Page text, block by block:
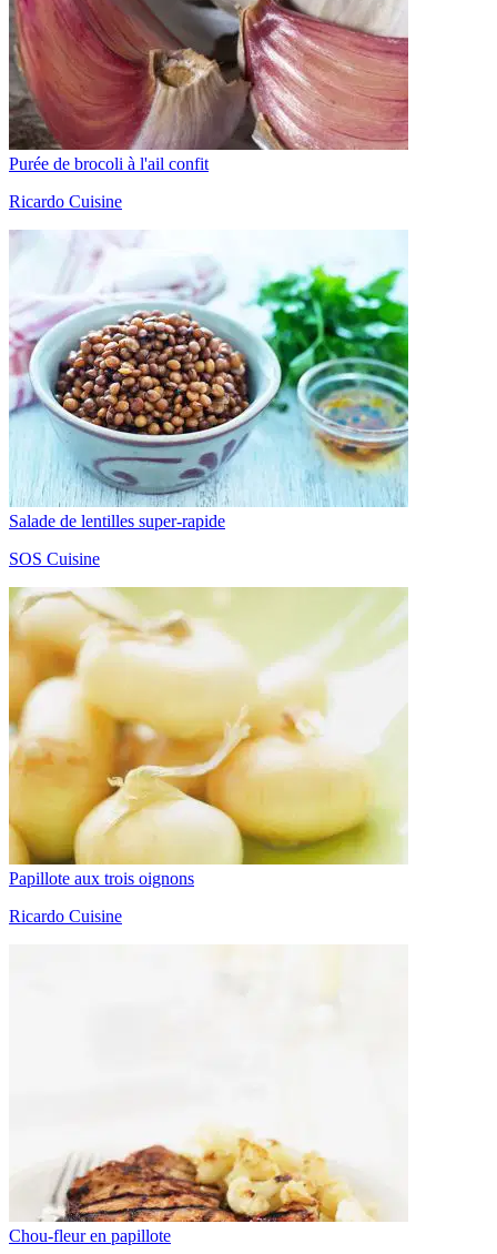
Purée de brocoli à l'ail confit
Ricardo Cuisine
Salade de lentilles super-rapide
SOS Cuisine
Papillote aux trois oignons
Ricardo Cuisine
Chou-fleur en papillote